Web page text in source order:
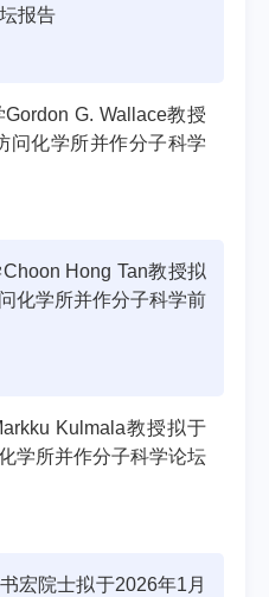
报告
G. Wallace教授
问化学所并作分子科学
Hong Tan教授拟
化学所并作分子科学前
Kulmala教授拟于
学所并作分子科学论坛
宏院士拟于2026年1月